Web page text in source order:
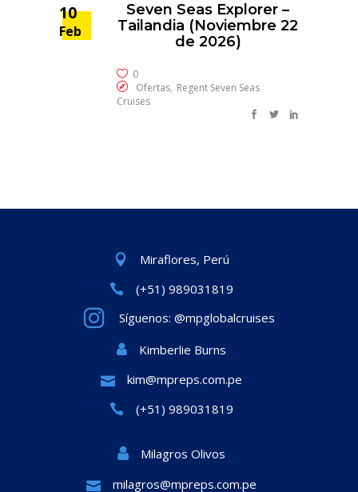
10
Feb
Seven Seas Explorer –
Tailandia (Noviembre 22
de 2026)
0
Ofertas, Regent Seven Seas
Cruises
Miraflores, Perú
(+51) 989031819
Síguenos: @mpglobalcruises
Kimberlie Burns
kim@mpreps.com.pe
(+51) 989031819
Milagros Olivos
milagros@mpreps.com.pe